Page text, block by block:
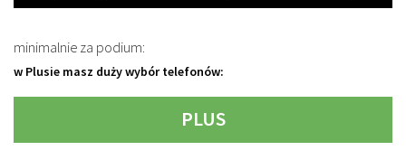
minimalnie za podium:
w Plusie masz duży wybór telefonów:
PLUS